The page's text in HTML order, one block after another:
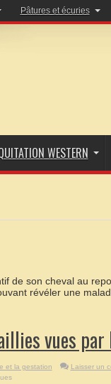
Pâtures et écuries
WESTERN
de son cheval au
révéler une
vues par
et la gestation
Laisser un